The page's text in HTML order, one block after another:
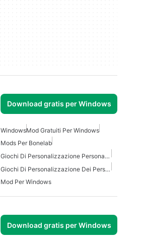
Download gratis per Windows
WindowsMod Gratuiti Per Windows
Mods Per Bonelab
Giochi Di Personalizzazione Personaggio Per Windows
Giochi Di Personalizzazione Dei Personaggi
Mod Per Windows
Download gratis per Windows